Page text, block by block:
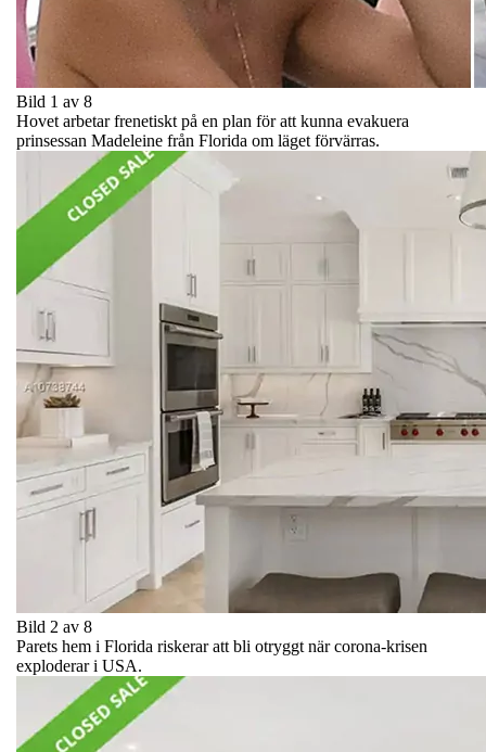
Bild 1 av 8
Hovet arbetar frenetiskt på en plan för att kunna evakuera
prinsessan Madeleine från Florida om läget förvärras.
Bild 2 av 8
Parets hem i Florida riskerar att bli otryggt när corona-krisen
exploderar i USA.